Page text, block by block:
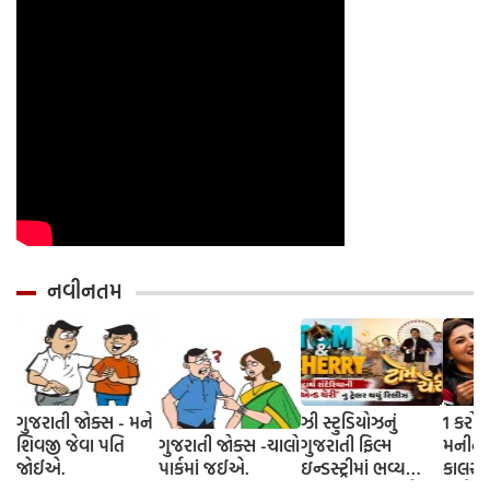
નવીનતમ
ગુજરાતી જોક્સ - મને
શિવજી જેવા પતિ
જોઈએ.
ગુજરાતી જોક્સ -ચાલો
પાર્કમાં જઈએ.
ઝી સ્ટુડિયોઝનું
ગુજરાતી ફિલ્મ
ઇન્ડસ્ટ્રીમાં ભવ્ય
1
મનીનુ